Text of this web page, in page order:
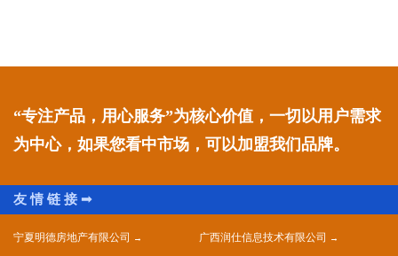
“专注产品，用心服务”为核心价值，一切以用户需求
为中心，如果您看中市场，可以加盟我们品牌。
宁夏明德房地产有限公司 广西润仕信息技术有限公司